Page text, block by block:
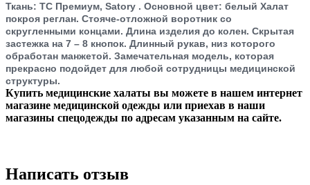
Ткань: TC Премиум, Satory . Основной цвет: белый Халат
покроя реглан. Стояче-отложной воротник со
скругленными концами. Длина изделия до колен. Скрытая
застежка на 7 – 8 кнопок. Длинный рукав, низ которого
обработан манжетой. Замечательная модель, которая
прекрасно подойдет для любой сотрудницы медицинской
структуры.
Купить медицинские халаты вы можете в нашем интернет
магазине медицинской одежды или приехав в наши
магазины спецодежды по адресам указанным на сайте.
Написать отзыв